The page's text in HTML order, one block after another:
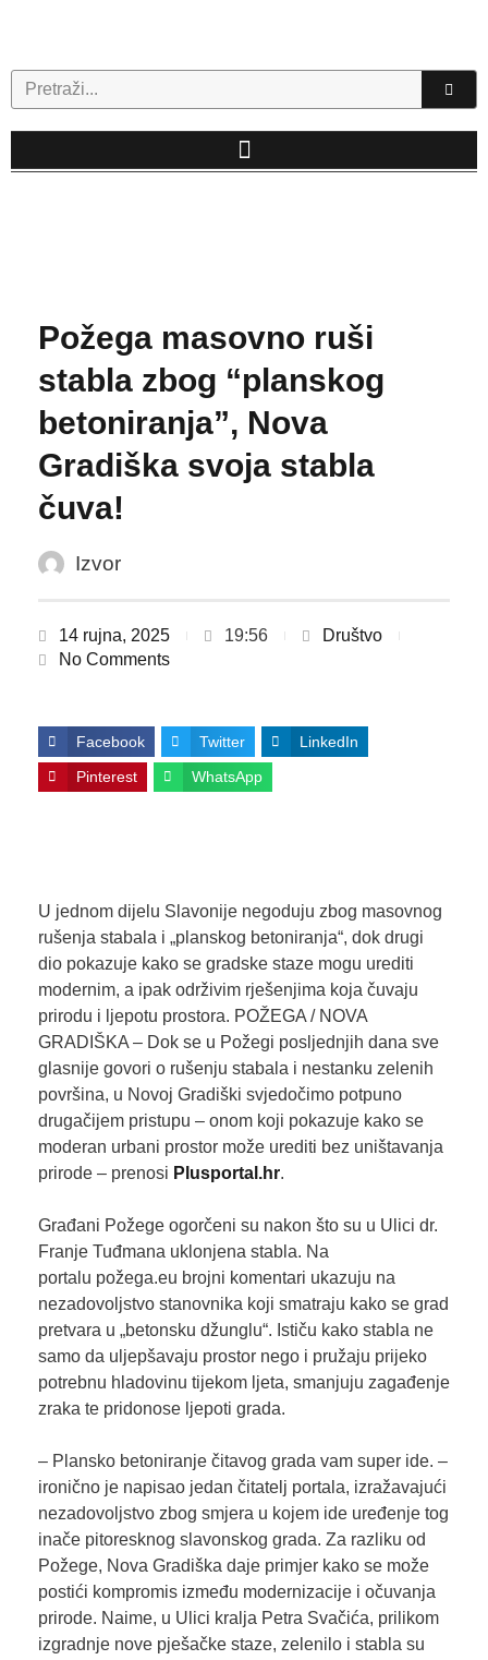
Search
Požega masovno ruši
stabla zbog “planskog
betoniranja”, Nova
Gradiška svoja stabla
čuva!
Izvor
14 rujna, 2025 19:56
Društvo
No Comments
Facebook Twitter LinkedIn
Pinterest WhatsApp
U jednom dijelu Slavonije negoduju zbog masovnog
rušenja stabala i „planskog betoniranja“, dok drugi
dio pokazuje kako se gradske staze mogu urediti
modernim, a ipak održivim rješenjima koja čuvaju
prirodu i ljepotu prostora. POŽEGA / NOVA
GRADIŠKA – Dok se u Požegi posljednjih dana sve
glasnije govori o rušenju stabala i nestanku zelenih
površina, u Novoj Gradiški svjedočimo potpuno
drugačijem pristupu – onom koji pokazuje kako se
moderan urbani prostor može urediti bez uništavanja
prirode – prenosi Plusportal.hr.
Građani Požege ogorčeni su nakon što su u Ulici dr.
Franje Tuđmana uklonjena stabla. Na
portalu požega.eu brojni komentari ukazuju na
nezadovoljstvo stanovnika koji smatraju kako se grad
pretvara u „betonsku džunglu“. Ističu kako stabla ne
samo da uljepšavaju prostor nego i pružaju prijeko
potrebnu hladovinu tijekom ljeta, smanjuju zagađenje
zraka te pridonose ljepoti grada.
– Plansko betoniranje čitavog grada vam super ide. –
ironično je napisao jedan čitatelj portala, izražavajući
nezadovoljstvo zbog smjera u kojem ide uređenje tog
inače pitoresknog slavonskog grada. Za razliku od
Požege, Nova Gradiška daje primjer kako se može
postići kompromis između modernizacije i očuvanja
prirode. Naime, u Ulici kralja Petra Svačića, prilikom
izgradnje nove pješačke staze, zelenilo i stabla su